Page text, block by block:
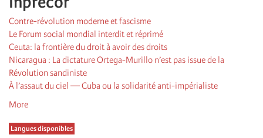
Contre-révolution moderne et fascisme
Le Forum social mondial interdit et réprimé
Ceuta: la frontière du droit à avoir des droits
Nicaragua : La dictature Ortega-Murillo n’est pas issue de la
Révolution sandiniste
À l’assaut du ciel — Cuba ou la solidarité anti-impérialiste
More
Langues disponibles